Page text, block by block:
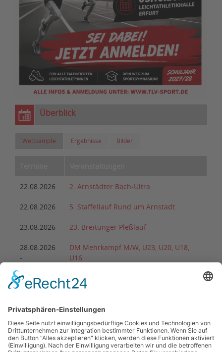
Überblick
Wettkämpfe Ergebnisse Bilder
22.08.2026 2. Arnstädter Bach-Ultra
22.08.2026 5. Staffellauf Rund um Arnstadt
23.08.2026 23. Breitunger Pleßlauf
28.08.2026
-
DM Mehrkampf M/W, U23, U20, U18,
U16
28.08.2026 29. Partner-Vierkampf des Ohrdrufer LV
29.08.2026 43. Schülersportfest
29.08.2026 25. Elstertal-Lauf
29.08.2026 28. Mühlhäuser Altstadtlauf